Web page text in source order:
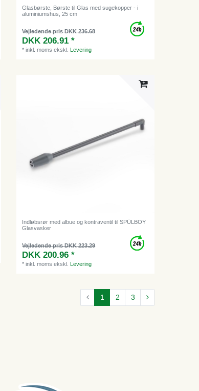
Glasbørste, Børste til Glas med sugekopper - i
aluminiumshus, 25 cm
Vejledende pris DKK 236.68
DKK 206.91 *
*inkl. moms ekskl.Levering
Indløbsrør med albue og kontraventil til SPÜLBOY
Glasvasker
Vejledende pris DKK 223.29
DKK 200.96 *
*inkl. moms ekskl.Levering
1 2 3